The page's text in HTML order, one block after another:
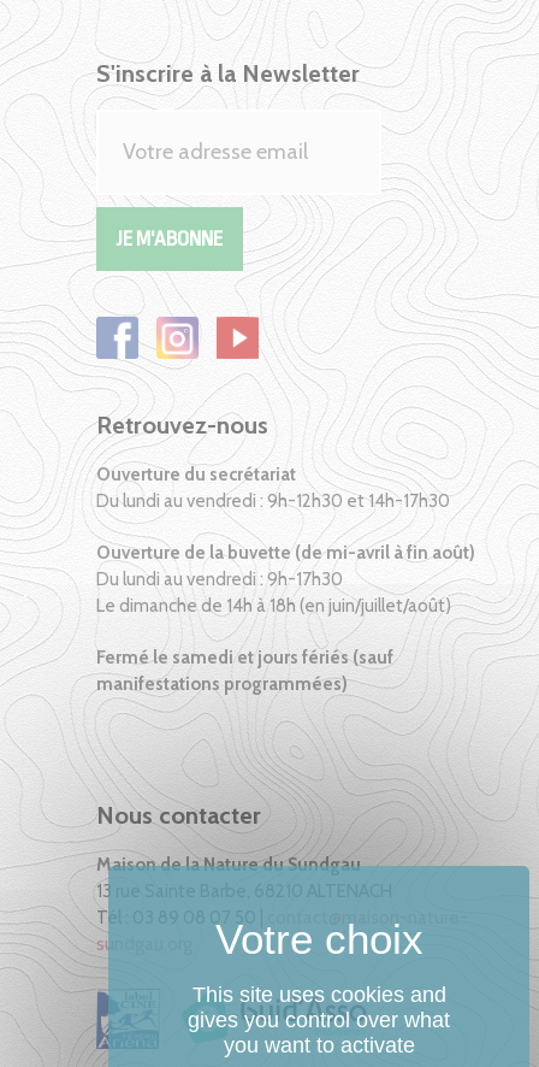
S'inscrire à la Newsletter
Retrouvez-nous
Ouverture du secrétariat
Du lundi au vendredi : 9h-12h30 et 14h-17h30
Ouverture de la buvette (de mi-avril à fin août)
Du lundi au vendredi : 9h-17h30
Le dimanche de 14h à 18h (en juin/juillet/août)
Fermé le samedi et jours fériés (sauf
manifestations programmées)
Nous contacter
Maison de la Nature du Sundgau
13 rue Sainte Barbe, 68210 ALTENACH
Tél : 03 89 08 07 50 |
sundgau.org
This site uses cookies and
gives you control over what
you want to activate